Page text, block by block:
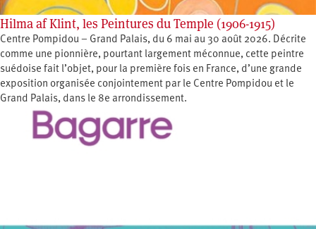
Hilma af Klint, les Peintures du Temple (1906-1915)
Centre Pompidou – Grand Palais, du 6 mai au 30 août 2026. Décrite
comme une pionnière, pourtant largement méconnue, cette peintre
suédoise fait l’objet, pour la première fois en France, d’une grande
exposition organisée conjointement par le Centre Pompidou et le
Grand Palais, dans le 8e arrondissement.